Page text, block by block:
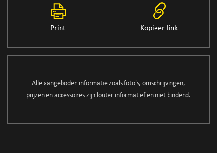
Print Kopieer link
Alle aangeboden informatie zoals foto's, omschrijvingen,
prijzen en accessoires zijn louter informatief en niet bindend.